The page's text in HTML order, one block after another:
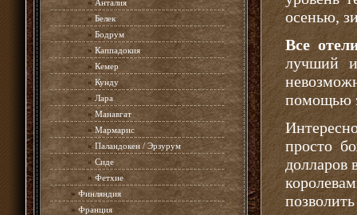
» Анталия
» Белек
» Бодрум
» Каппадокия
» Кемер
» Кунду
» Лара
» Манавгат
»Мармарис
»Паландокен / Эрзурум
»Сиде
»Фетхие
» Финляндия
»Франция
осенью,
Все
лучший
помощью
просто
долларов